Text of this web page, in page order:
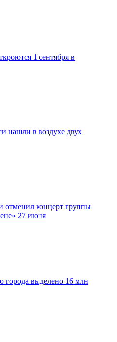
1 сентября в
нашли в воздухе двух
отменил концерт группы
27 июня
города выделено 16 млн